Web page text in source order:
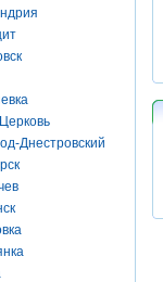
Днестровский